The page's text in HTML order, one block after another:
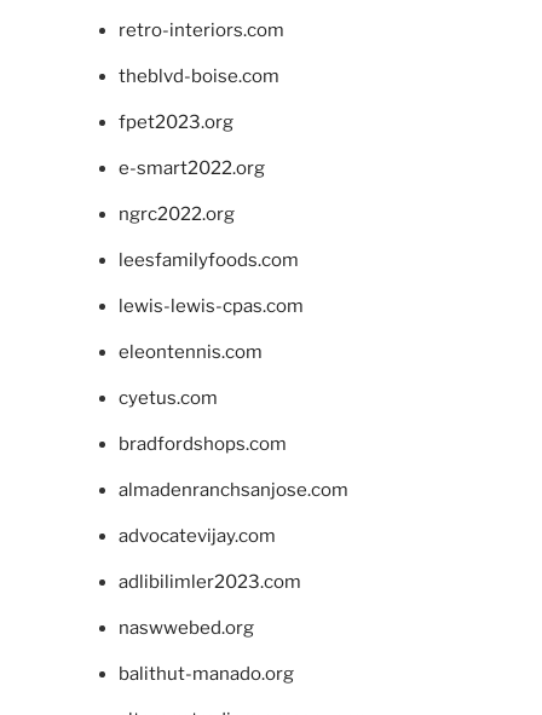
retro-interiors.com
theblvd-boise.com
fpet2023.org
e-smart2022.org
ngrc2022.org
leesfamilyfoods.com
lewis-lewis-cpas.com
eleontennis.com
cyetus.com
bradfordshops.com
almadenranchsanjose.com
advocatevijay.com
adlibilimler2023.com
naswwebed.org
balithut-manado.org